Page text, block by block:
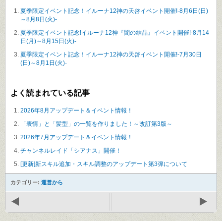
夏季限定イベント記念！イルーナ12神の天啓イベント開催!-8月6日(日)
～8月8日(火)-
夏季限定イベント記念!イルーナ12神『闇の結晶』イベント開催!-8月14
日(月)～8月15日(火)-
夏季限定イベント記念！イルーナ12神の天啓イベント開催!-7月30日
(日)～8月1日(火)-
よく読まれている記事
2026年8月アップデート＆イベント情報！
「表情」と「髪型」の一覧を作りました！～改訂第3版～
2026年7月アップデート＆イベント情報！
チャンネルレイド「シアナス」開催！
[更新]新スキル追加・スキル調整のアップデート第3弾について
カテゴリー: 運営から